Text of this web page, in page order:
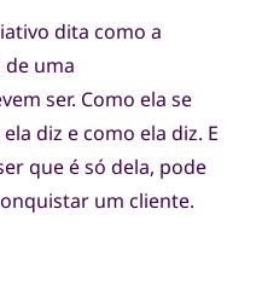
dita como a
de uma
ser. Como ela se
diz e como ela diz. E
que é só dela, pode
um cliente.